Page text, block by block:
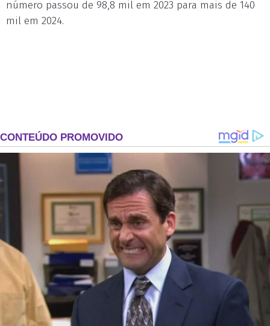
número passou de 98,8 mil em 2023 para mais de 140
mil em 2024.